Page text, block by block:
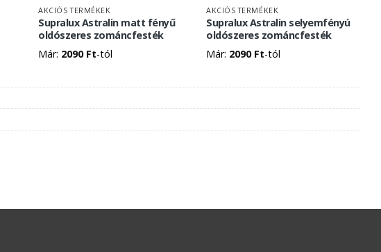
AKCIÓS TERMÉKEK
Supralux Astralin matt fényű
oldószeres zománcfesték
Már: 2090 Ft-tól
AKCIÓS TERMÉKEK
Supralux Astralin selyemfényú
oldószeres zománcfesték
Már: 2090 Ft-tól